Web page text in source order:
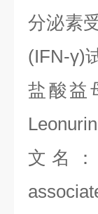
分泌素
(IFN-γ)
盐酸益
文名：